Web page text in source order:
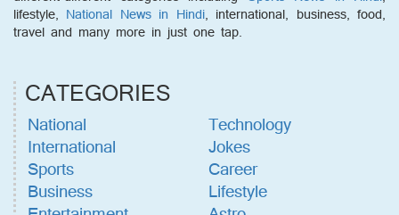
lifestyle, National News in Hindi, international, business, food,
travel and many more in just one tap.
CATEGORIES
National
International
Sports
Business
Technology
Jokes
Career
Lifestyle